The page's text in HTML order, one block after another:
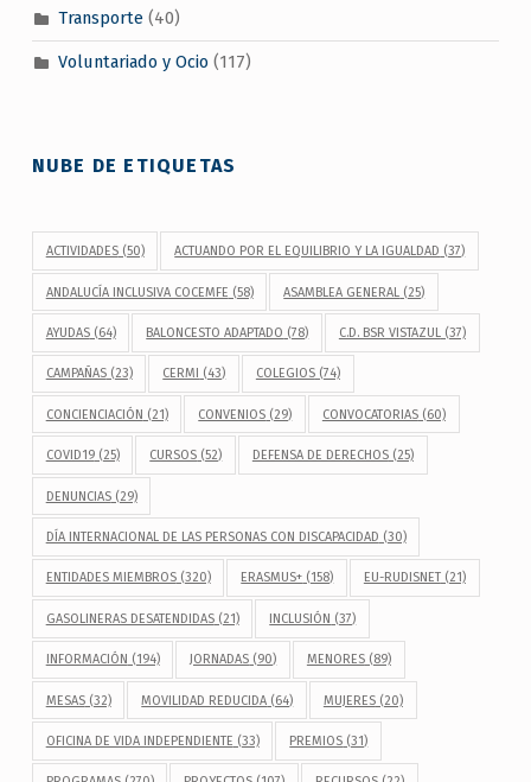
Transporte(40)
Voluntariado y Ocio (117)
NUBE DE ETIQUETAS
ACTIVIDADES(50) ACTUANDO POR EL EQUILIBRIO Y LA IGUALDAD (37)
ANDALUCÍA INCLUSIVA COCEMFE (58) ASAMBLEA GENERAL (25)
AYUDAS(64) BALONCESTO ADAPTADO (78) C.D. BSR VISTAZUL(37)
CAMPAÑAS(23) CERMI (43) COLEGIOS(74)
CONCIENCIACIÓN (21) CONVENIOS (29) CONVOCATORIAS(60)
COVID19(25) CURSOS (52) DEFENSA DE DERECHOS(25)
DENUNCIAS(29)
DÍA INTERNACIONAL DE LAS PERSONAS CON DISCAPACIDAD (30)
ENTIDADES MIEMBROS(320) ERASMUS+ (158) EU-RUDISNET(21)
GASOLINERAS DESATENDIDAS(21) INCLUSIÓN (37)
INFORMACIÓN (194) JORNADAS (90) MENORES(89)
MESAS(32) MOVILIDAD REDUCIDA (64) MUJERES(20)
OFICINA DE VIDA INDEPENDIENTE (33) PREMIOS (31)